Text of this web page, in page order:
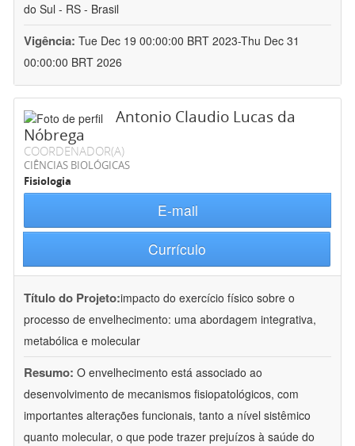
do Sul - RS - Brasil
Vigência: Tue Dec 19 00:00:00 BRT 2023-Thu Dec 31
00:00:00 BRT 2026
Antonio Claudio Lucas da
Nóbrega
COORDENADOR(A)
CIÊNCIAS BIOLÓGICAS
Fisiologia
E-mail
Currículo
Título do Projeto:impacto do exercício físico sobre o
processo de envelhecimento: uma abordagem integrativa,
metabólica e molecular
Resumo: O envelhecimento está associado ao
desenvolvimento de mecanismos fisiopatológicos, com
importantes alterações funcionais, tanto a nível sistêmico
quanto molecular, o que pode trazer prejuízos à saúde do